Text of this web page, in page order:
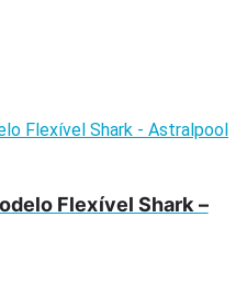
Flexível Shark –